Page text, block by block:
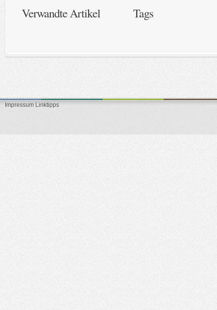
Verwandte Artikel Tags
Impressum Linktipps